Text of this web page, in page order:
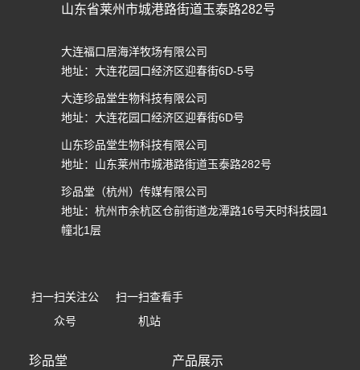
山东省莱州市城港路街道玉泰路282号
大连福口居海洋牧场有限公司
地址：大连花园口经济区迎春街6D-5号
大连珍品堂生物科技有限公司
地址：大连花园口经济区迎春街6D号
山东珍品堂生物科技有限公司
地址：山东莱州市城港路街道玉泰路282号
珍品堂（杭州）传媒有限公司
地址：杭州市余杭区仓前街道龙潭路16号天时科技园1
幢北1层
扫一扫关注公
众号
扫一扫查看手
机站
珍品堂 产品展示